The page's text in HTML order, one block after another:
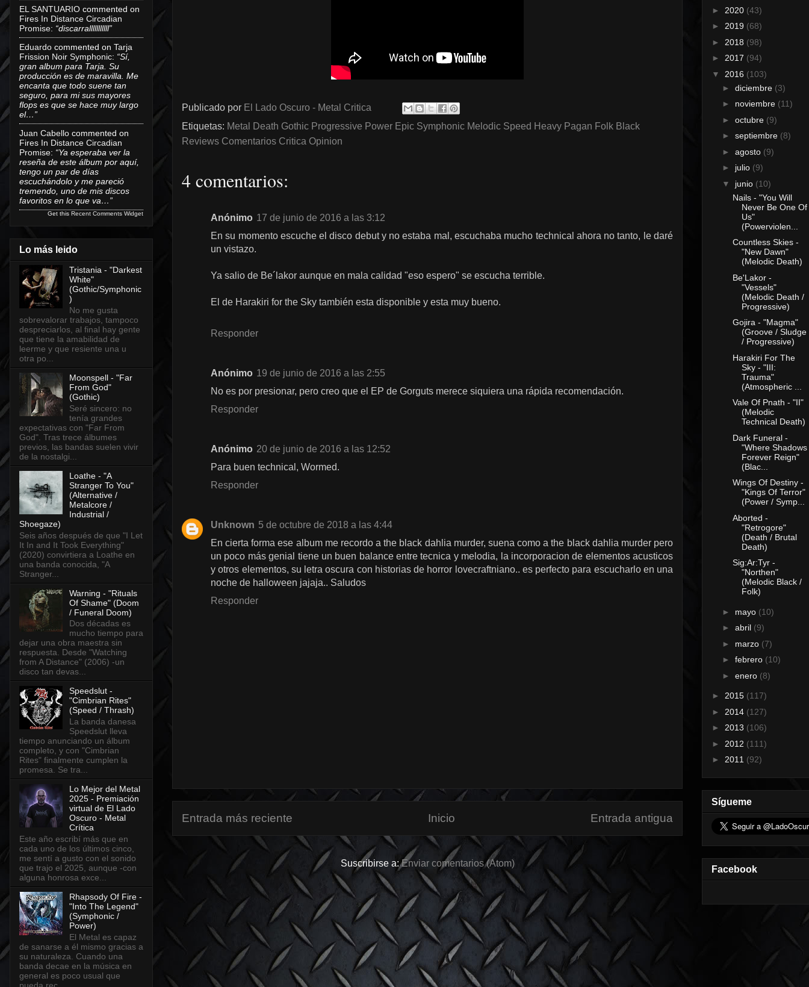
Publicado por El Lado Oscuro - Metal Critica
Etiquetas: Metal Death Gothic Progressive Power Epic Symphonic Melodic Speed Heavy Pagan Folk Black
Reviews Comentarios Critica Opinion
4 comentarios:
Anónimo 17 de junio de 2016 a las 3:12
En su momento escuche el disco debut y no estaba mal, escuchaba mucho technical ahora no tanto, le daré
un vistazo.
Ya salio de Be´lakor aunque en mala calidad "eso espero" se escucha terrible.
El de Harakiri for the Sky también esta disponible y esta muy bueno.
Responder
Anónimo 19 de junio de 2016 a las 2:55
No es por presionar, pero creo que el EP de Gorguts merece siquiera una rápida recomendación.
Responder
Anónimo 20 de junio de 2016 a las 12:52
Para buen technical, Wormed.
Responder
Unknown 5 de octubre de 2018 a las 4:44
En cierta forma ese album me recordo a the black dahlia murder, suena como a the black dahlia murder pero
un poco más genial tiene un buen balance entre tecnica y melodia, la incorporacion de elementos acusticos
y otros elementos, su letra oscura con historias de horror lovecraftniano.. es perfecto para escucharlo en una
noche de halloween jajaja.. Saludos
Responder
Entrada más reciente Entrada antigua
Inicio
Suscribirse a:Enviar comentarios (Atom)
EL SANTUARIO commented on
Fires In Distance Circadian
Promise: “discarralllllllllll”
Eduardo commented on Tarja
Frission Noir Symphonic: “Sí,
gran album para Tarja. Su
producción es de maravilla. Me
encanta que todo suene tan
seguro, para mi sus mayores
flops es que se hace muy largo
el…”
Juan Cabello commented on
Fires In Distance Circadian
Promise: “Ya esperaba ver la
reseña de este álbum por aquí,
tengo un par de días
escuchándolo y me pareció
tremendo, uno de mis discos
favoritos en lo que va…”
Get this Recent Comments Widget
Lo más leido
Tristania - "Darkest
White"
(Gothic/Symphonic
)
No me gusta
sobrevalorar trabajos, tampoco
despreciarlos, al final hay gente
que tiene la amabilidad de
leerme y que resiente una u
otra po...
Moonspell - "Far
From God"
(Gothic)
Seré sincero: no
tenía grandes
expectativas con "Far From
God". Tras trece álbumes
previos, las bandas suelen vivir
de la nostalgi...
Loathe - "A
Stranger To You"
(Alternative /
Metalcore /
Industrial /
Shoegaze)
Seis años después de que "I Let
It In and It Took Everything"
(2020) convirtiera a Loathe en
una banda conocida, "A
Stranger...
Warning - "Rituals
Of Shame" (Doom
/ Funeral Doom)
Dos décadas es
mucho tiempo para
dejar una obra maestra sin
respuesta. Desde "Watching
from A Distance" (2006) -un
disco tan devas...
Speedslut -
"Cimbrian Rites"
(Speed / Thrash)
La banda danesa
Speedslut lleva
tiempo anunciando un álbum
completo, y con "Cimbrian
Rites" finalmente cumplen la
promesa. Se tra...
Lo Mejor del Metal
2025 - Premiación
virtual de El Lado
Oscuro - Metal
Crítica
Este año escribí más que en
cada uno de los últimos cinco,
me sentí a gusto con el sonido
que trajo el 2025, aunque -con
alguna honrosa exce...
Rhapsody Of Fire -
"Into The Legend"
(Symphonic /
Power)
El Metal es capaz
de sanarse a él mismo gracias a
su naturaleza. Cuando una
banda decae en la música en
general es poco usual que
pueda rec...
► 2020 (43)
► 2019 (68)
► 2018 (98)
► 2017 (94)
▼ 2016 (103)
► diciembre (3)
► noviembre (11)
► octubre (9)
► septiembre (8)
► agosto (9)
► julio (9)
▼ junio (10)
Nails - "You Will
Never Be One Of
Us"
(Powerviolen...
Countless Skies -
"New Dawn"
(Melodic Death)
Be'Lakor -
"Vessels"
(Melodic Death /
Progressive)
Gojira - "Magma"
(Groove / Sludge
/ Progressive)
Harakiri For The
Sky - "III:
Trauma"
(Atmospheric ...
Vale Of Pnath - "II"
(Melodic
Technical Death)
Dark Funeral -
"Where Shadows
Forever Reign"
(Blac...
Wings Of Destiny -
"Kings Of Terror"
(Power / Symp...
Aborted -
"Retrogore"
(Death / Brutal
Death)
Sig:Ar:Tyr -
"Northen"
(Melodic Black /
Folk)
► mayo (10)
► abril (9)
► marzo (7)
► febrero (10)
► enero (8)
► 2015 (117)
► 2014 (127)
► 2013 (106)
► 2012 (111)
► 2011 (92)
Sígueme
Facebook